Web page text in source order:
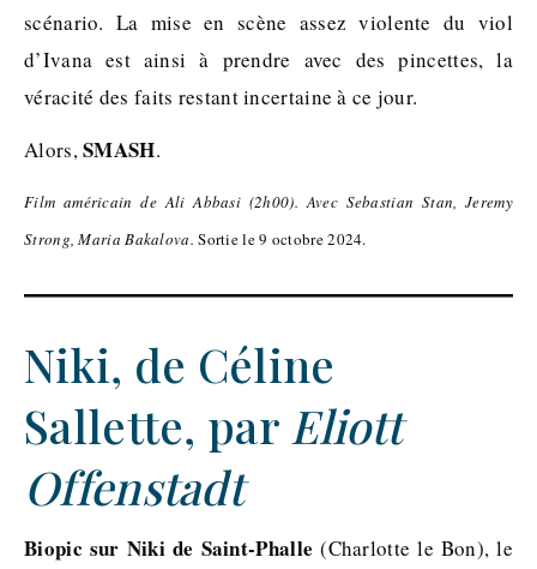
scénario. La mise en scène assez violente du viol
d’Ivana est ainsi à prendre avec des pincettes, la
véracité des faits restant incertaine à ce jour.
Alors,SMASH.
Film américain de Ali Abbasi (2h00). Avec Sebastian Stan, Jeremy
Strong, Maria Bakalova. Sortie le 9 octobre 2024.
Niki, de Céline
Sallette, par Eliott
Offenstadt
Biopic sur Niki de Saint-Phalle(Charlotte le Bon), le